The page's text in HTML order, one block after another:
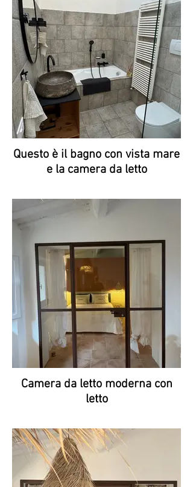
Questo è il bagno con vista mare
e la camera da letto
Camera da letto moderna con
letto